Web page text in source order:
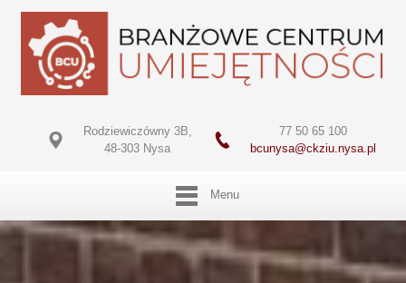
Rodziewiczówny 3B,
48-303 Nysa
77 50 65 100
bcunysa@ckziu.nysa.pl
Menu